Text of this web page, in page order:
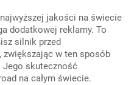
najwyższej jakości na świecie
dodatkowej reklamy. To
silnik przed
zwiększając w ten sposób
Jego skuteczność
na całym świecie.